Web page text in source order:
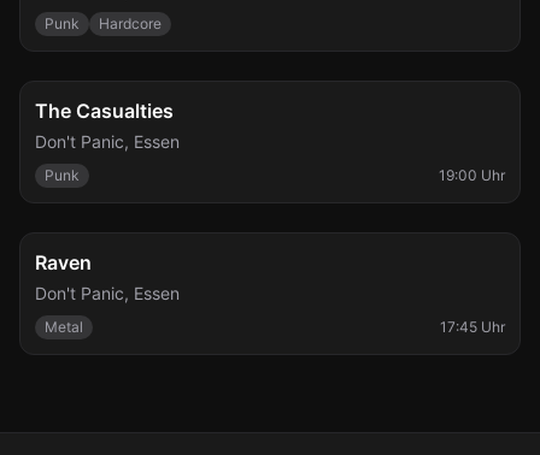
Punk Hardcore
Fr., 21. Aug.
The Casualties
Don't Panic, Essen
Punk 19:00 Uhr
So., 6. Sept.
Raven
Don't Panic, Essen
Metal 17:45 Uhr